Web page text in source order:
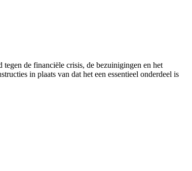
de financiële crisis, de bezuinigingen en het
in plaats van dat het een essentieel onderdeel is